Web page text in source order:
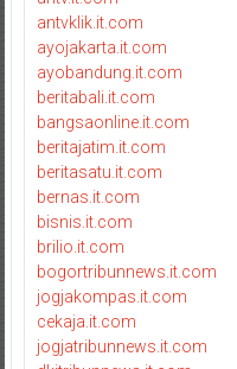
antvklik.it.com
ayojakarta.it.com
ayobandung.it.com
beritabali.it.com
bangsaonline.it.com
beritajatim.it.com
beritasatu.it.com
bernas.it.com
bisnis.it.com
brilio.it.com
bogortribunnews.it.com
jogjakompas.it.com
cekaja.it.com
jogjatribunnews.it.com